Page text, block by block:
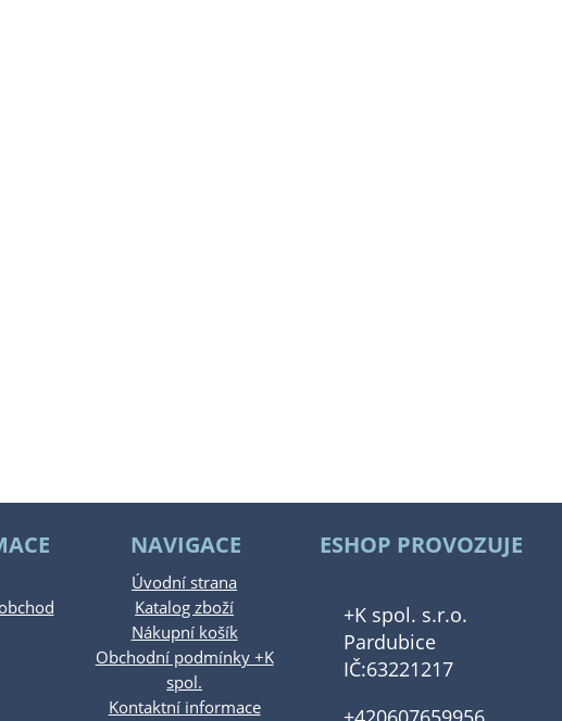
NAVIGACE
Úvodní strana
Katalog zboží
Nákupní košík
Obchodní podmínky +K
spol.
Kontaktní informace
ESHOP PROVOZUJE
+K spol. s.r.o.
Pardubice
IČ:63221217